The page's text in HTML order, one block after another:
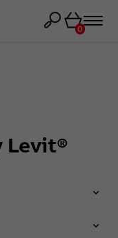
Košík
0
Levit®